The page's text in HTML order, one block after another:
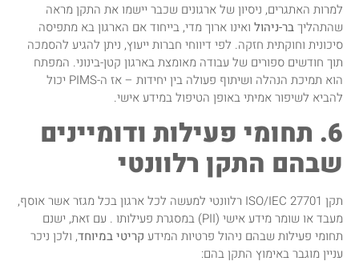
למרות האתגרים, ניסיון של ארגונים שכבר יישמו את התקן מראה
שהתהליךבר-ניהול ואינו ארוך מדי, בייחוד אם הארגון בא מתפיסה
סיכונית וחוקתית חזקה. לפי דיווחי חברות ייעוץ, ניתן להגיע להסמכה
תוך חודשים ספורים של עבודה מאומצת בארגון קטן-בינוני. המפתח
הוא תמיכת הנהלה ושיתוף פעולה בין יחידות – אז ה-PIMS יכול
להביא לשיפור אמיתי באופן הטיפול במידע אישי.
6. תחומי פעילות ודומיינים
שבהם התקן רלוונטי
תקן ISO/IEC 27701 רלוונטי למעשה לכל ארגון בכל מגזר אשר אוסף,
מעבד או שומר מידע אישי (PII) במסגרת פעילותו . עם זאת, ישנם
תחומי פעילות שבהם ניהול פרטיות המידע קריטי במיוחד, ולכן ניכר
עניין מוגבר באימוץ התקן בהם: